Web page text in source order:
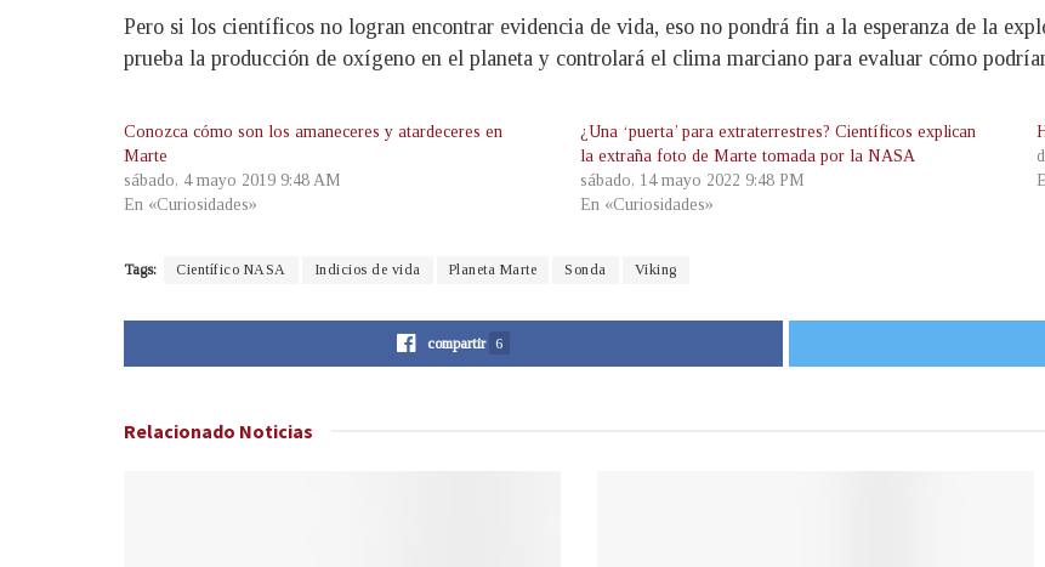
Pero si los científicos no logran encontrar evidencia de vida, eso no pondrá fin a la esperanza de la
prueba la producción de oxígeno en el planeta y controlará el clima marciano para evaluar cómo
Conozca cómo son los amaneceres y atardeceres en
Marte
sábado, 4 mayo 2019 9:48 AM
En «Curiosidades»
¿Una ‘puerta’ para extraterrestres? Científicos explican
la extraña foto de Marte tomada por la NASA
sábado, 14 mayo 2022 9:48 PM
En «Curiosidades»
Tags: Científico NASA Indicios de vida Planeta Marte Sonda Viking
compartir 6
Relacionado Noticias